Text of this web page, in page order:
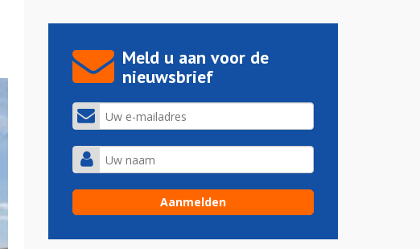
Meld u aan voor de
nieuwsbrief